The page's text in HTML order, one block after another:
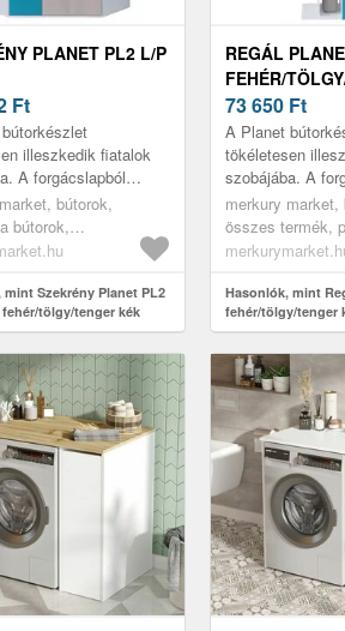
PLANET PL2 L/P
TENGER KÉK
Ft
illeszkedik fiatalok
A forgácslapból
bútorelemet
és magas
bútorok,
bútorok,
nyílóajtós
sarokszekrények,
előszoba
bútor szett,
bútorok, gyerek
Szekrény Planet PL2
fehér/tölgy/tenger kék
REGÁL
FEHÉR/
73 650 Ft
A Planet
tökéletesen
szobájába. A
készült
szilárd szerkezet
funkcio...
merkury market,
összes termék,
könyvespolcok,
bútorok, vitrines
bútor szett,
gyerekszobába,
Hasonlók, mint
fehér/tölgy/tenger